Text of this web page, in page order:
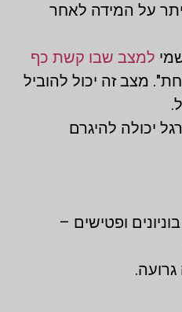
יתר על המידה לאחר
למצב שבו קשת כף
מצב זה יכול להוביל
יכולה להיגרם
ופטישים –